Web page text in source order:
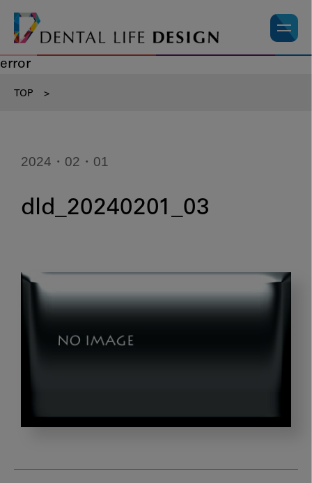
error
TOP >
2024・02・01
dld_20240201_03